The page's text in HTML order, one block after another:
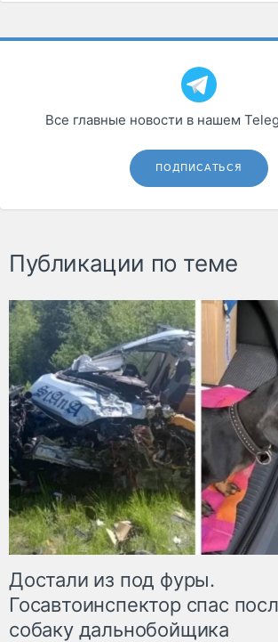
Все главные новости в нашем
ПОДПИСАТЬСЯ
Публикации по теме
Достали из под фуры.
Госавтоинспектор спас
собаку дальнобойщика